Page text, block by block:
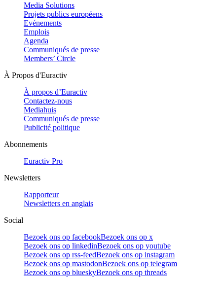
Media Solutions
Projets publics européens
Evénements
Emplois
Agenda
Communiqués de presse
Members’ Circle
À Propos d'Euractiv
À propos d’Euractiv
Contactez-nous
Mediahuis
Communiqués de presse
Publicité politique
Abonnements
Euractiv Pro
Newsletters
Rapporteur
Newsletters en anglais
Social
Bezoek ons op facebookBezoek ons op x
Bezoek ons op linkedinBezoek ons op youtube
Bezoek ons op rss-feedBezoek ons op instagram
Bezoek ons op mastodonBezoek ons op telegram
Bezoek ons op blueskyBezoek ons op threads